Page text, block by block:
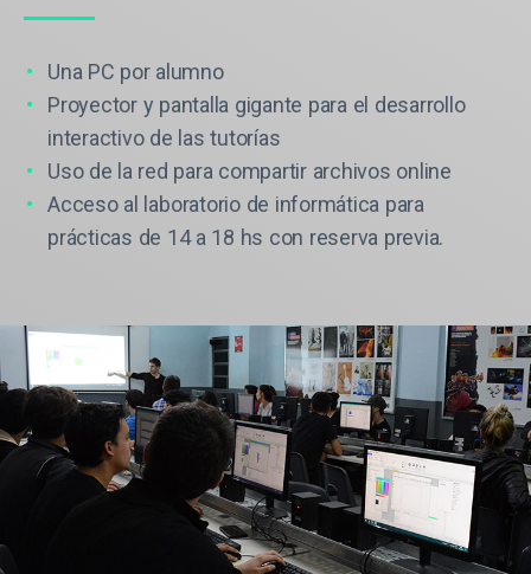
Una PC por alumno
Proyector y pantalla gigante para el desarrollo
interactivo de las tutorías
Uso de la red para compartir archivos online
Acceso al laboratorio de informática para
prácticas de 14 a 18 hs con reserva previa.